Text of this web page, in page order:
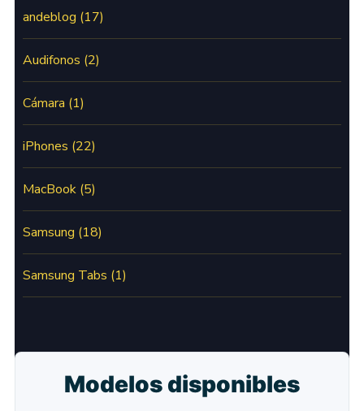
andeblog (17)
Audifonos (2)
Cámara (1)
iPhones (22)
MacBook(5)
Samsung (18)
Samsung Tabs (1)
Modelos disponibles